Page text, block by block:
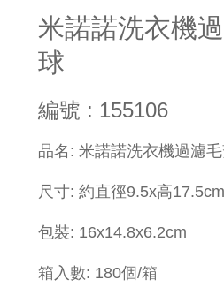
米諾諾洗衣機
球
編號 : 155106
品名: 米諾諾洗衣機過濾
尺寸: 約直徑9.5x高
包裝: 16x14.8x6.2cm
箱入數: 180個/箱